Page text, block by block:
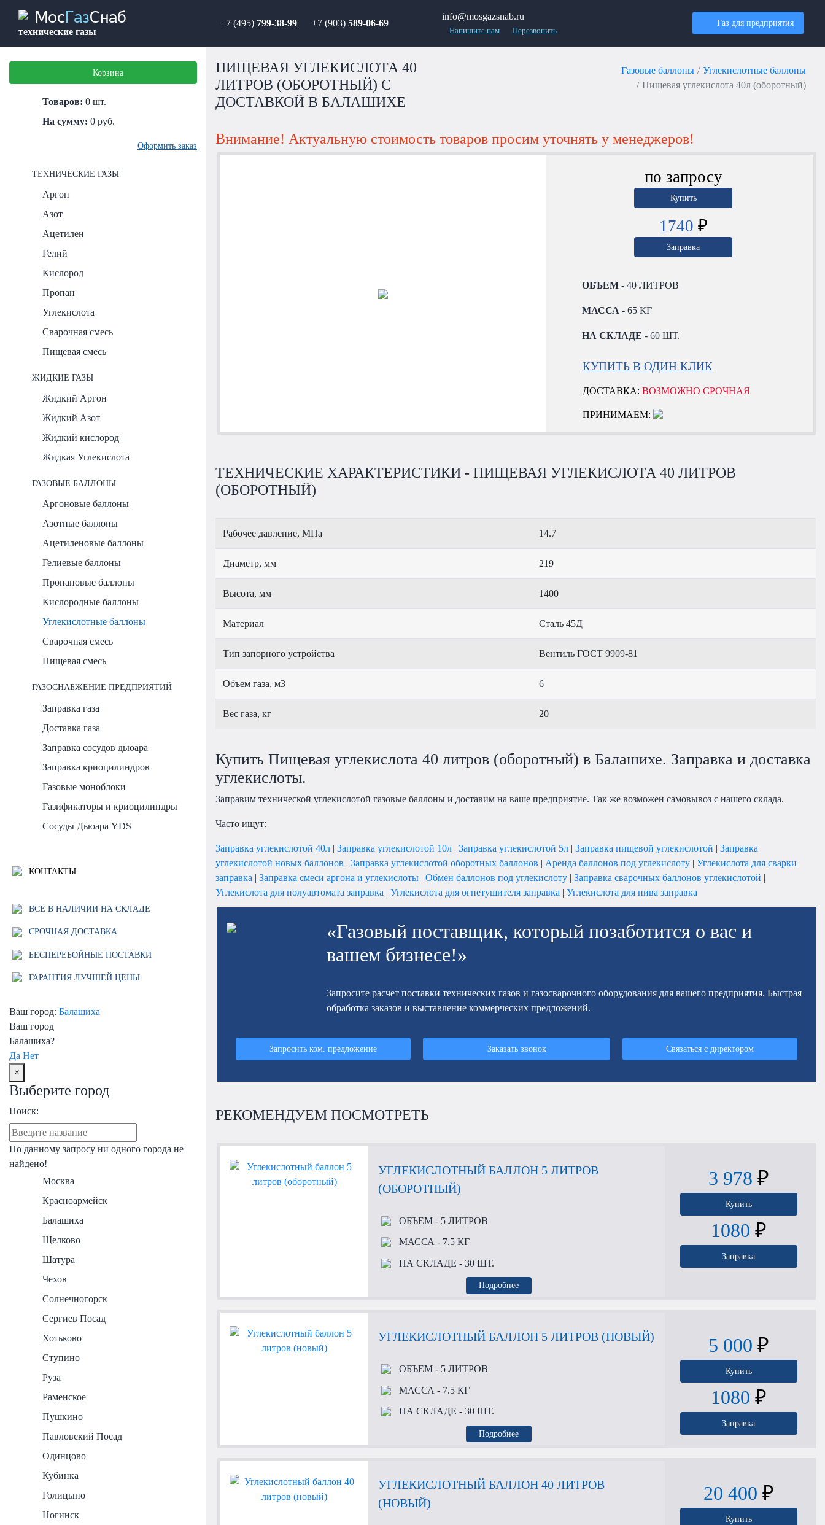
Мос ГазСнаб
технические газы
+7 (495) 799-38-99 +7 (903) 589-06-69
info@mosgazsnab.ru
Напишите нам Перезвонить
Газ для предприятия
Корзина
Товаров: 0 шт.
На сумму: 0 руб.
Оформить заказ
ТЕХНИЧЕСКИЕ ГАЗЫ
Аргон
Азот
Ацетилен
Гелий
Кислород
Пропан
Углекислота
Сварочная смесь
Пищевая смесь
ЖИДКИЕ ГАЗЫ
Жидкий Аргон
Жидкий Азот
Жидкий кислород
Жидкая Углекислота
ГАЗОВЫЕ БАЛЛОНЫ
Аргоновые баллоны
Азотные баллоны
Ацетиленовые баллоны
Гелиевые баллоны
Пропановые баллоны
Кислородные баллоны
Углекислотные баллоны
Сварочная смесь
Пищевая смесь
ГАЗОСНАБЖЕНИЕ ПРЕДПРИЯТИЙ
Заправка газа
Доставка газа
Заправка сосудов дьюара
Заправка криоцилиндров
Газовые моноблоки
Газификаторы и криоцилиндры
Сосуды Дьюара YDS
КОНТАКТЫ
ВСЕ В НАЛИЧИИ НА СКЛАДЕ
СРОЧНАЯ ДОСТАВКА
БЕСПЕРЕБОЙНЫЕ ПОСТАВКИ
ГАРАНТИЯ ЛУЧШЕЙ ЦЕНЫ
Ваш город: Балашиха
Ваш город
Балашиха?
Да Нет
×
Выберите город
Поиск:
По данному запросу ни одного города не
найдено!
Москва
Красноармейск
Балашиха
Щелково
Шатура
Чехов
Солнечногорск
Сергиев Посад
Хотьково
Ступино
Руза
Раменское
Пушкино
Павловский Посад
Одинцово
Кубинка
Голицыно
Ногинск
ПИЩЕВАЯ УГЛЕКИСЛОТА 40
ЛИТРОВ (ОБОРОТНЫЙ) С
ДОСТАВКОЙ В БАЛАШИХЕ
Газовые баллоны
Углекислотные баллоны
Пищевая углекислота 40л (оборотный)
Внимание! Актуальную стоимость товаров просим уточнять у менеджеров!
по запросу
Купить
1740 ₽
Заправка
ОБЪЕМ - 40 ЛИТРОВ
МАССА - 65 КГ
НА СКЛАДЕ - 60 ШТ.
КУПИТЬ В ОДИН КЛИК
ДОСТАВКА:ВОЗМОЖНО СРОЧНАЯ
ПРИНИМАЕМ:
ТЕХНИЧЕСКИЕ ХАРАКТЕРИСТИКИ - ПИЩЕВАЯ УГЛЕКИСЛОТА 40 ЛИТРОВ
(ОБОРОТНЫЙ)
Рабочее давление, МПа 14.7
Диаметр, мм 219
Высота, мм 1400
Материал Сталь 45Д
Тип запорного устройства Вентиль ГОСТ 9909-81
Объем газа, м3 6
Вес газа, кг 20
Купить Пищевая углекислота 40 литров (оборотный) в Балашихе. Заправка и доставка
углекислоты.
Заправим технической углекислотой газовые баллоны и доставим на ваше предприятие. Так же возможен самовывоз с нашего склада.
Часто ищут:
Заправка углекислотой 40л | Заправка углекислотой 10л | Заправка углекислотой 5л | Заправка пищевой углекислотой | Заправка
углекислотой новых баллонов | Заправка углекислотой оборотных баллонов | Аренда баллонов под углекислоту | Углекислота для сварки
заправка | Заправка смеси аргона и углекислоты | Обмен баллонов под углекислоту | Заправка сварочных баллонов углекислотой |
Углекислота для полуавтомата заправка | Углекислота для огнетушителя заправка | Углекислота для пива заправка
«Газовый поставщик, который позаботится о вас и
вашем бизнесе!»
Запросите расчет поставки технических газов и газосварочного оборудования для вашего предприятия. Быстрая
обработка заказов и выставление коммерческих предложений.
Запросить ком. предложение Заказать звонок Связаться с директором
РЕКОМЕНДУЕМ ПОСМОТРЕТЬ
УГЛЕКИСЛОТНЫЙ БАЛЛОН 5 ЛИТРОВ
(ОБОРОТНЫЙ)
ОБЪЕМ- 5 ЛИТРОВ
МАССА - 7.5 КГ
НА СКЛАДЕ - 30 ШТ.
Подробнее
3 978 ₽
Купить
1080 ₽
Заправка
УГЛЕКИСЛОТНЫЙ БАЛЛОН 5 ЛИТРОВ (НОВЫЙ)
ОБЪЕМ- 5 ЛИТРОВ
МАССА - 7.5 КГ
НА СКЛАДЕ - 30 ШТ.
Подробнее
5 000 ₽
Купить
1080 ₽
Заправка
УГЛЕКИСЛОТНЫЙ БАЛЛОН 40 ЛИТРОВ
(НОВЫЙ)
20 400 ₽
Купить